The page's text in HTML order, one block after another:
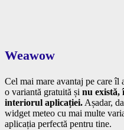
Weawow
Cel mai mare avantaj pe care îl
o variantă gratuită și nu există,
interiorul aplicației. Așadar,
widget meteo cu mai multe
aplicația perfectă pentru tine.